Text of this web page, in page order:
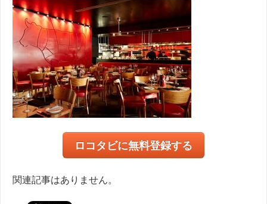
ロコタビに無料登録する
関連記事はありません。